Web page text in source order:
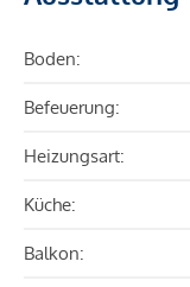
Boden:
Befeuerung:
Heizungsart:
Küche:
Balkon: